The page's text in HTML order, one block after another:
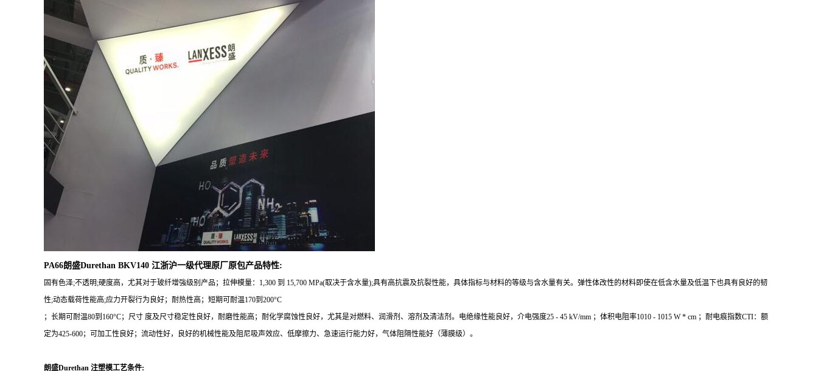
PA66朗盛Durethan BKV140 江浙沪一级代理原厂原包产品特性:
固有色泽;不透明;硬度高，尤其对于玻纤增強级别产品；拉伸模量：1,300 到 15,700 MPa(取决于含水量);具有高抗震及抗裂性能，具体指标与材料的等级与含水量有关。弹性体改性的材料即使在低含水量及低温下也具有良好的韧
性;动态载荷性能高;应力开裂行为良好；耐热性高；短期可耐温170到200°C
；长期可耐温80到160°C；尺寸 度及尺寸稳定性良好，耐磨性能高；耐化学腐蚀性良好，尤其是对燃料、润滑剂、溶剂及清洁剂。电绝缘性能良好，介电强度25 - 45 kV/mm ；体积电阻率1010 - 1015 W * cm ；耐电痕指数CTI：额
定为425-600；可加工性良好；流动性好，良好的机械性能及阻尼吸声效应、低摩擦力、急速运行能力好，气体阻隔性能好（薄膜级）。
朗盛Durethan 注塑模工艺条件: